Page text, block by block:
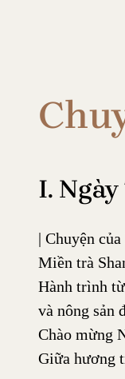
I.
| Chuyện của
Miền trà
Hành trình
và nông sản
Chào mừng
Giữa hương